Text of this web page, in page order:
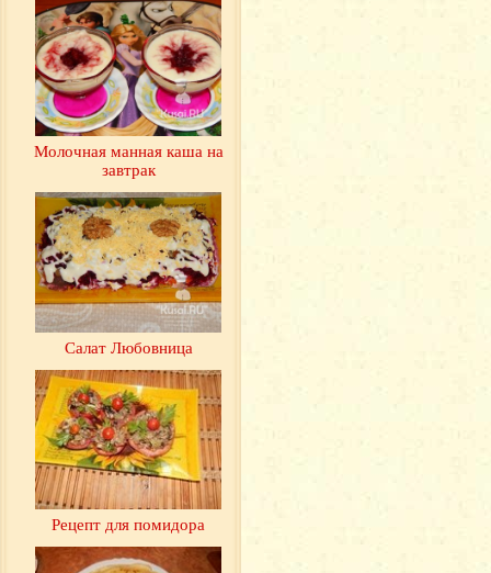
Молочная манная каша на
завтрак
Салат Любовница
Рецепт для помидора